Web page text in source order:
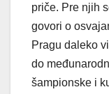
priče. Pre njih
govori o
Pragu daleko
do
šampionske i